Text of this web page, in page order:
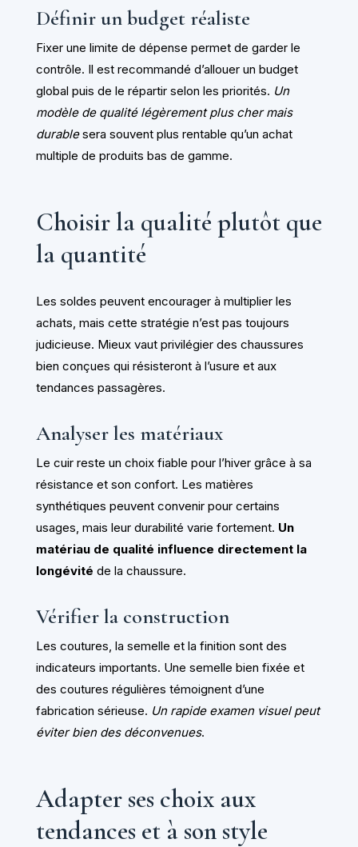
Définir un budget réaliste
Fixer une limite de dépense permet de garder le
contrôle. Il est recommandé d’allouer un budget
global puis de le répartir selon les priorités. Un
modèle de qualité légèrement plus cher mais
durablesera souvent plus rentable qu’un achat
multiple de produits bas de gamme.
Choisir la qualité plutôt que
la quantité
Les soldes peuvent encourager à multiplier les
achats, mais cette stratégie n’est pas toujours
judicieuse. Mieux vaut privilégier des chaussures
bien conçues qui résisteront à l’usure et aux
tendances passagères.
Analyser les matériaux
Le cuir reste un choix fiable pour l’hiver grâce à sa
résistance et son confort. Les matières
synthétiques peuvent convenir pour certains
usages, mais leur durabilité varie fortement. Un
matériau de qualité influence directement la
longévité de la chaussure.
Vérifier la construction
Les coutures, la semelle et la finition sont des
indicateurs importants. Une semelle bien fixée et
des coutures régulières témoignent d’une
fabrication sérieuse. Un rapide examen visuel peut
éviter bien des déconvenues.
Adapter ses choix aux
tendances et à son style